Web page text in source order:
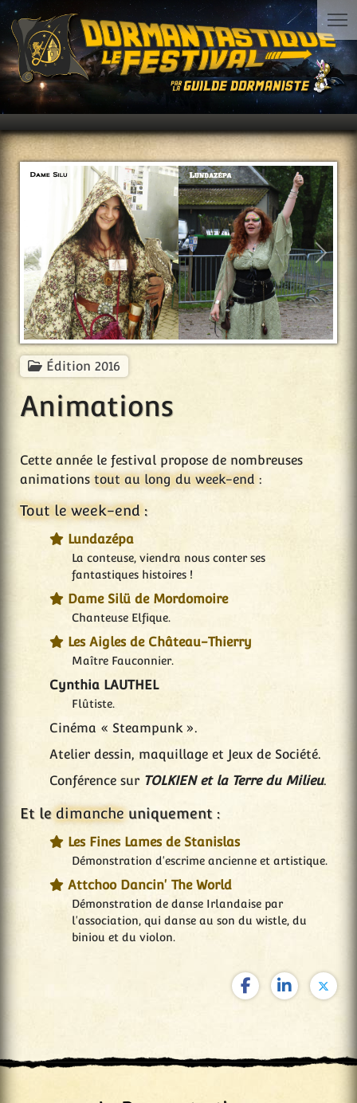
Précédent
Édition 2016
Animations
Cette année le festival propose de nombreuses
animations tout au long du week-end :
Tout le week-end :
Lundazépa
La conteuse, viendra nous conter ses
fantastiques histoires !
Dame Silü de Mordomoire
Chanteuse Elfique.
Les Aigles de Château-Thierry
Maître Fauconnier.
Cynthia LAUTHEL
Flûtiste.
Cinéma « Steampunk ».
Atelier dessin, maquillage et Jeux de Société.
Conférence sur TOLKIEN et la Terre du Milieu.
Et le dimanche uniquement :
Les Fines Lames de Stanislas
Démonstration d'escrime ancienne et artistique.
Attchoo Dancin' The World
Démonstration de danse Irlandaise par
l'association, qui danse au son du wistle, du
biniou et du violon.